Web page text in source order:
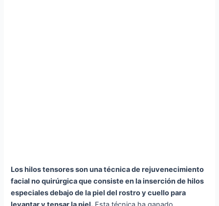
Los hilos tensores son una técnica de rejuvenecimiento
facial no quirúrgica que consiste en la inserción de hilos
especiales debajo de la piel del rostro y cuello para